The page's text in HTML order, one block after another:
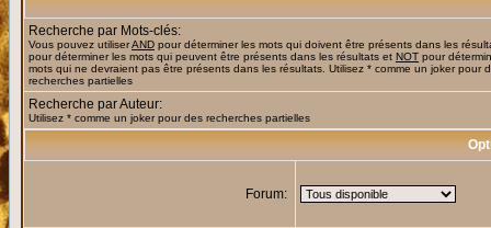
Recherche par Mots-clés:
Vous pouvez utiliserAND pour déterminer les mots qui doivent être présents dans les
pour déterminer les mots qui peuvent être présents dans les résultats et NOT pour
mots qui ne devraient pas être présents dans les résultats. Utilisez * comme un joker pour
recherches partielles
Recherche par Auteur:
Utilisez * comme un joker pour des recherches partielles
Forum: